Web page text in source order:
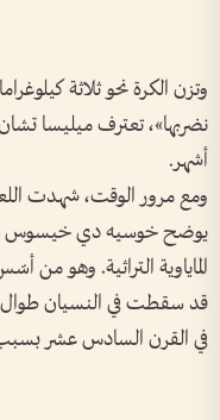
وتزن الكرة نحو ثلاثة
أشهر.
ومع مرور الوقت، شهدت
يوضح خوسيه دي خيسوس
في القرن السادس عشر بسبب